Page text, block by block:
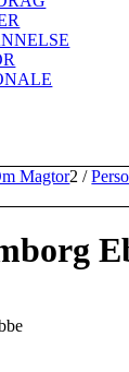
Magtor2 /